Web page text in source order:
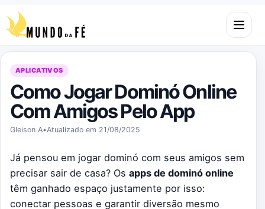
Pular para o conteúdo
Abrir
APLICATIVOS
Como Jogar Dominó Online
Com Amigos Pelo App
Gleison A•Atualizado em 21/08/2025
Já pensou em jogar dominó com seus amigos sem
precisar sair de casa? Os apps de dominó online
têm ganhado espaço justamente por isso:
conectar pessoas e garantir diversão mesmo